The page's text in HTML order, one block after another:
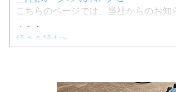
こちらのページでは、当社からのお知
続きを読む>